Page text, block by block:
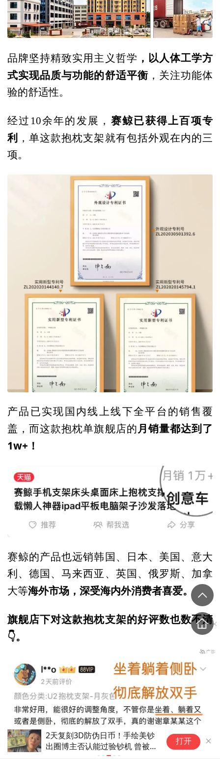
品牌坚持精致实用主义哲学 ，以人体工学方
式实现品质与功能的舒适平衡，关注功能体
验的舒适性。
经过10余年的发展， 赛鲸已获得上百项专
利 ，单这款抱枕支架就有包括外观在内的三
项。
产品已实现国内线上线下全平台的销售覆
盖，而这款抱枕单旗舰店的月销量都达到了
1w+！
赛鲸的产品也远销韩国、日本、美国、意大
利、德国、马来西亚、英国、俄罗斯、加拿
大等海外市场，深受海内外消费者喜爱。
旗舰店下对这款抱枕支架的好评数也数不清
👇。
美国要卡中国光模块的脖子，不
妨先摸摸自己脖子
打开